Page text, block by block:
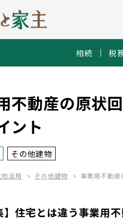
相続 税
不動産の原状
ント
その他建物
地活用 その他建物 事業用不動
】住宅とは違う事業用